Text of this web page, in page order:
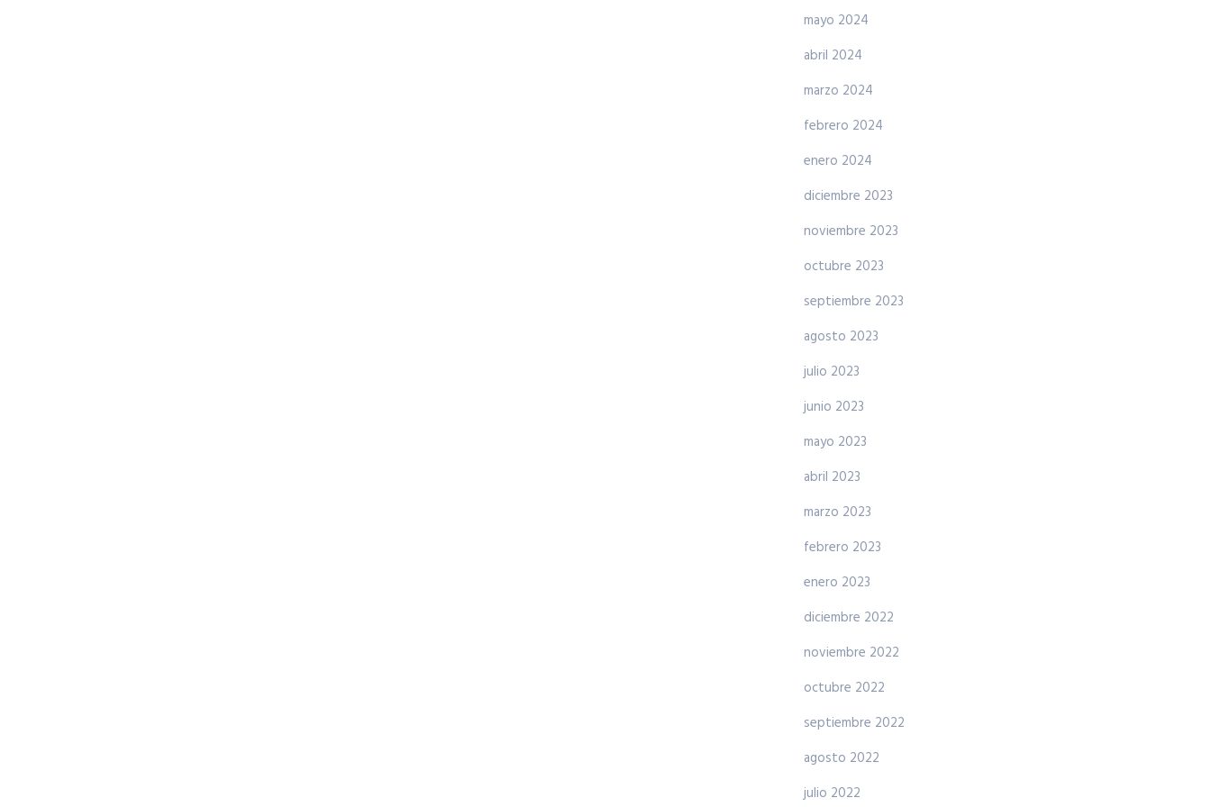
mayo 2024
abril 2024
marzo 2024
febrero 2024
enero 2024
diciembre 2023
noviembre 2023
octubre 2023
septiembre 2023
agosto 2023
julio 2023
junio 2023
mayo 2023
abril 2023
marzo 2023
febrero 2023
enero 2023
diciembre 2022
noviembre 2022
octubre 2022
septiembre 2022
agosto 2022
julio 2022